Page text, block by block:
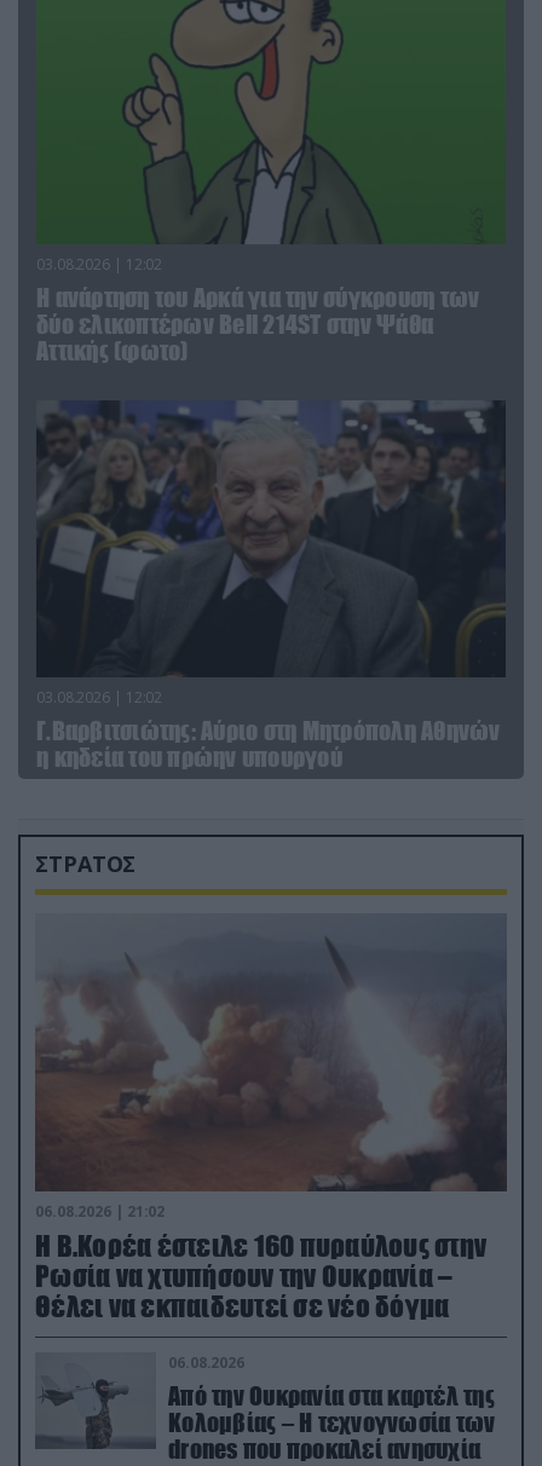
03.08.2026 | 12:02
Η ανάρτηση του Αρκά για την σύγκρουση των
δύο ελικοπτέρων Bell 214ST στην Ψάθα
Αττικής (φωτο)
03.08.2026 | 12:02
Γ.Βαρβιτσιώτης: Aύριο στη Μητρόπολη Αθηνών
η κηδεία του πρώην υπουργού
ΣΤΡΑΤΟΣ
06.08.2026 | 21:02
Η Β.Κορέα έστειλε 160 πυραύλους στην
Ρωσία να χτυπήσουν την Ουκρανία –
Θέλει να εκπαιδευτεί σε νέο δόγμα
06.08.2026
Από την Ουκρανία στα καρτέλ της
Κολομβίας – Η τεχνογνωσία των
drones που προκαλεί ανησυχία